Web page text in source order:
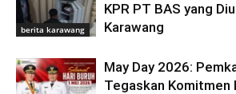
berita karawang
KPR PT BAS yang
Karawang
May Day 2026:
Tegaskan Komitmen